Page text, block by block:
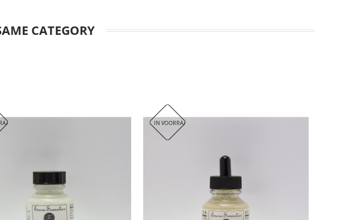
is deze oostindische inkt bijzonder geliefd bij tekenaars en schilders.
CATEGORY
IN VOORRAAD